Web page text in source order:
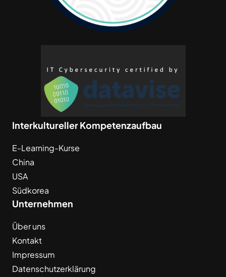
Interkultureller Kompetenzaufbau
E-Learning-Kurse
China
USA
Südkorea
Unternehmen
Über uns
Kontakt
Impressum
Datenschutzerklärung